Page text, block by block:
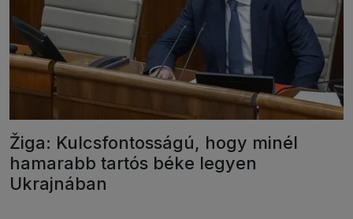
Žiga: Kulcsfontosságú, hogy minél
hamarabb tartós béke legyen
Ukrajnában